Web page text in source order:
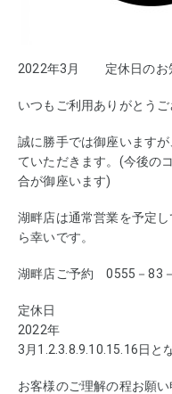
2022年3月　　定休日のお
いつもご利用ありがとうご
誠に勝手では御座います
ていただきます。(今後の
合が御座います)
湖畔店は通常営業を予定
ら幸いです。
湖畔店ご予約　0555－83
定休日
2022年
3月1.2.3.8.9.10.15.16日と
お客様のご理解の程お願い